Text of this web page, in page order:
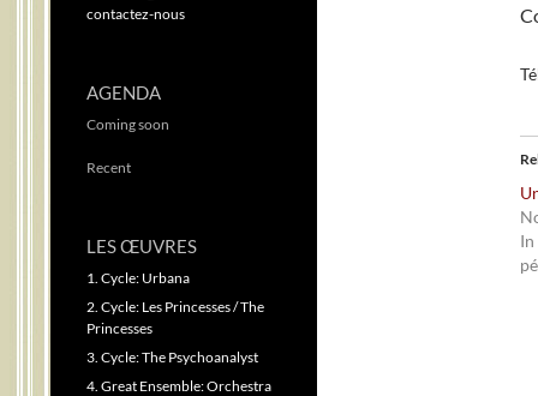
contactez-nous
AGENDA
Coming soon
Recent
LES ŒUVRES
1. Cycle: Urbana
2. Cycle: Les Princesses / The
Princesses
3. Cycle: The Psychoanalyst
4. Great Ensemble: Orchestra